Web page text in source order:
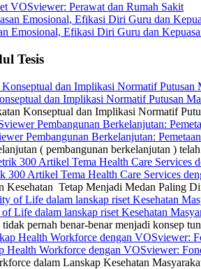
VOSviewer: Perawat dan Rumah Sakit
Emosional, Efikasi Diri Guru dan
Tesis
dan Implikasi Normatif Putusan
Konseptual dan Implikasi Normatif
Pembangunan Berkelanjutan:
( pembangunan berkelanjutan )
300 Artikel Tema Health Care Services
Kesehatan Tetap Menjadi Medan Paling
Life dalam lanskap riset Kesehatan
pernah benar-benar menjadi konsep
Health Workforce dengan VOSviewer:
dalam Lanskap Kesehatan